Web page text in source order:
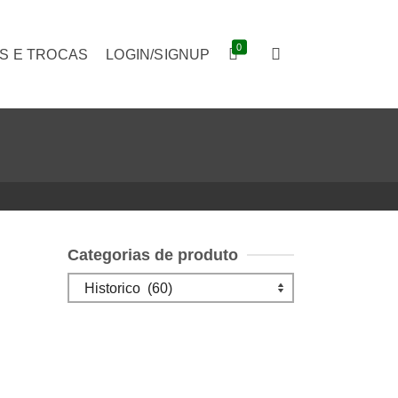
E TROCAS LOGIN/SIGNUP 0
Categorias de produto